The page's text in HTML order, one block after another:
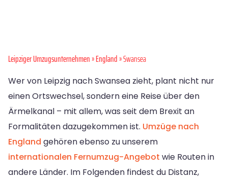
Leipziger Umzugsunternehmen»England» Swansea
Wer von Leipzig nach Swansea zieht, plant nicht nur
einen Ortswechsel, sondern eine Reise über den
Ärmelkanal – mit allem, was seit dem Brexit an
Formalitäten dazugekommen ist. Umzüge nach
England gehören ebenso zu unserem
internationalen Fernumzug-Angebot wie Routen in
andere Länder. Im Folgenden findest du Distanz,